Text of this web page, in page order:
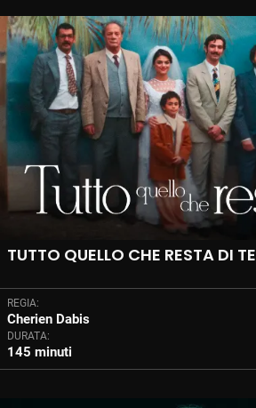
TUTTO QUELLO CHE RESTA DI TE
REGIA:
Cherien Dabis
DURATA:
145 minuti